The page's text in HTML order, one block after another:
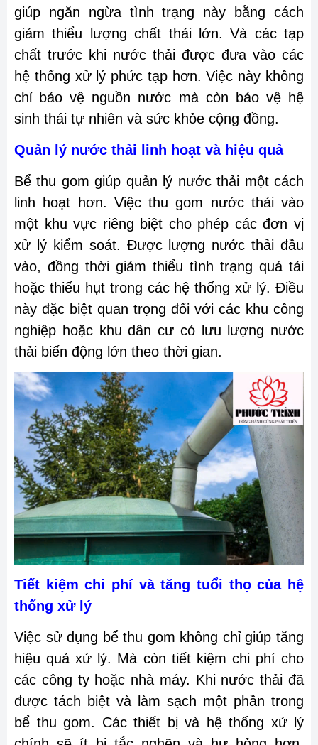
giúp ngăn ngừa tình trạng này bằng cách
giảm thiểu lượng chất thải lớn. Và các tạp
chất trước khi nước thải được đưa vào các
hệ thống xử lý phức tạp hơn. Việc này không
chỉ bảo vệ nguồn nước mà còn bảo vệ hệ
sinh thái tự nhiên và sức khỏe cộng đồng.
Quản lý nước thải linh hoạt và hiệu quả
Bể thu gom giúp quản lý nước thải một cách
linh hoạt hơn. Việc thu gom nước thải vào
một khu vực riêng biệt cho phép các đơn vị
xử lý kiểm soát. Được lượng nước thải đầu
vào, đồng thời giảm thiểu tình trạng quá tải
hoặc thiếu hụt trong các hệ thống xử lý. Điều
này đặc biệt quan trọng đối với các khu công
nghiệp hoặc khu dân cư có lưu lượng nước
thải biến động lớn theo thời gian.
Tiết kiệm chi phí và tăng tuổi thọ của hệ
thống xử lý
Việc sử dụng bể thu gom không chỉ giúp tăng
hiệu quả xử lý. Mà còn tiết kiệm chi phí cho
các công ty hoặc nhà máy. Khi nước thải đã
được tách biệt và làm sạch một phần trong
bể thu gom. Các thiết bị và hệ thống xử lý